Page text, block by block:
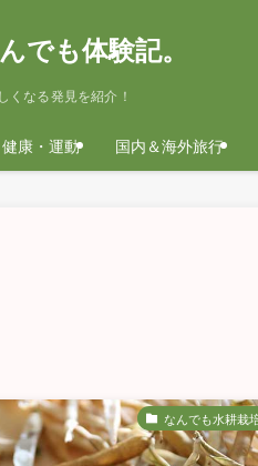
でも体験記。
くなる発見を紹介！
健康・運動 国内＆海外旅行
なんでも水耕栽